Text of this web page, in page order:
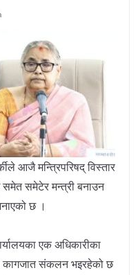
आजै मन्त्रिपरिषद् विस्तार
समेटेर मन्त्री बनाउन
छ ।
एक अधिकारीका
कागजात संकलन भइरहेको छ